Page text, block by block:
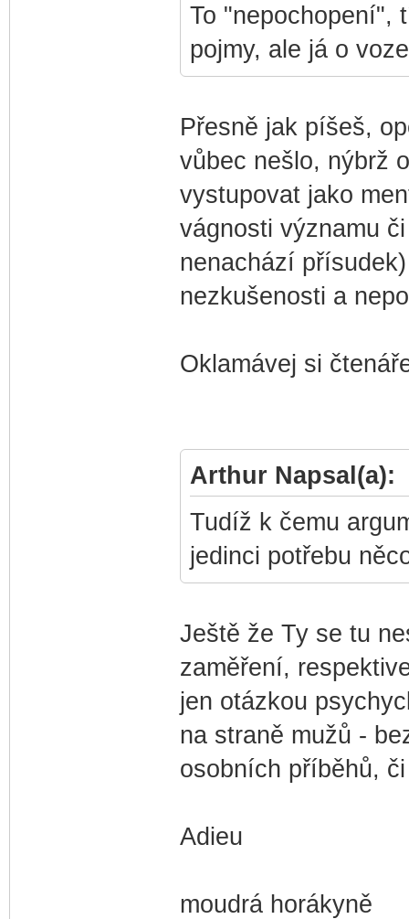
To "nepochopení",
pojmy, ale já o
Přesně jak píšeš,
vůbec nešlo, nýbrž
vystupovat jako
vágnosti významu
nenachází
nezkušenosti a
Oklamávej si
Arthur Napsal(a):
Tudíž k čemu
jedinci potřebu
Ještě že Ty se tu
zaměření,
jen otázkou
na straně mužů -
osobních příběhů,
Adieu
moudrá horákyně